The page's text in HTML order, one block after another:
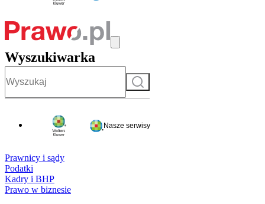
Wyszukiwarka
Szukaj
Nasze serwisy
Prawnicy i sądy
Podatki
Kadry i BHP
Prawo w biznesie